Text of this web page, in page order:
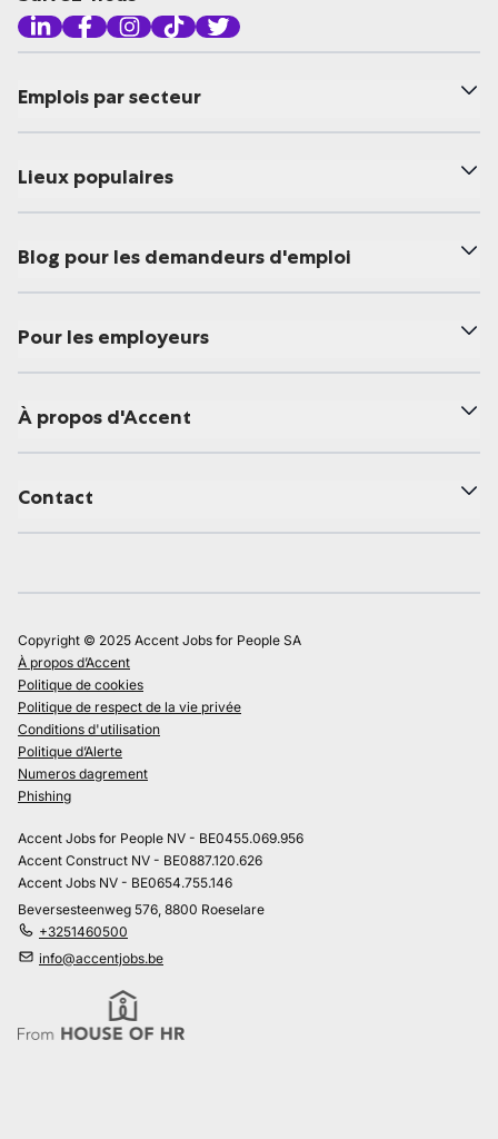
Emplois par secteur
Lieux populaires
Blog pour les demandeurs d'emploi
Pour les employeurs
À propos d'Accent
Contact
Copyright © 2025 Accent Jobs for People SA
À propos d’Accent
Politique de cookies
Politique de respect de la vie privée
Conditions d'utilisation
Politique d’Alerte
Numeros dagrement
Phishing
Accent Jobs for People NV - BE0455.069.956
Accent Construct NV - BE0887.120.626
Accent Jobs NV - BE0654.755.146
Beversesteenweg 576, 8800 Roeselare
+3251460500
info@accentjobs.be